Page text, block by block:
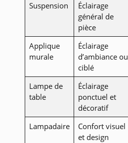
Suspension
Éclairage
général de
pièce
Applique
murale
Éclairage
d’ambiance ou
ciblé
Lampe de
table
Éclairage
ponctuel et
décoratif
Lampadaire
Confort visuel
et design